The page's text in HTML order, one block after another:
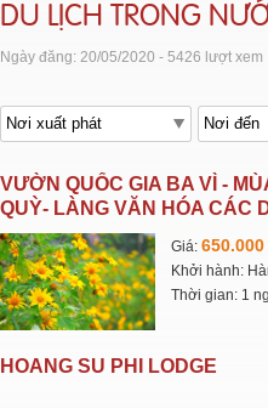
DU LỊCH TRONG
Ngày đăng: 20/05/2020 - 5426 lượt xem
VƯỜN QUỐC GIA BA VÌ -
QUỲ- LÀNG VĂN HÓA CÁC
NAM
Giá:
Khởi hành:
Thời gian: 1
HOANG SU PHI LODGE